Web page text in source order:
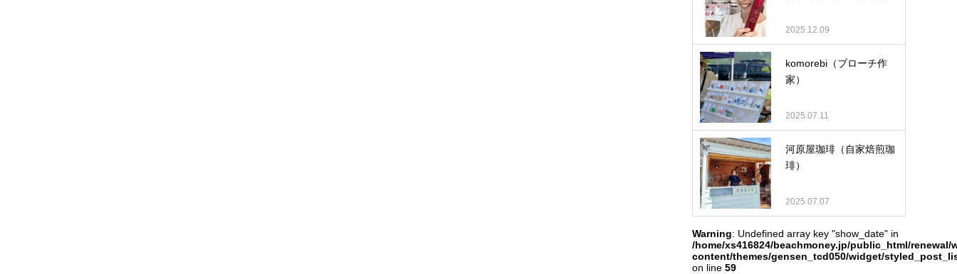
2025.12.09
komorebi（ブローチ作
家）
2025.07.11
河原屋珈琲（自家焙煎珈
琲）
2025.07.07
Warning: Undefined array key "show_date" in
/home/xs416824/beachmoney.jp/public_html/renewal/
content/themes/gensen_tcd050/widget/
on line 59